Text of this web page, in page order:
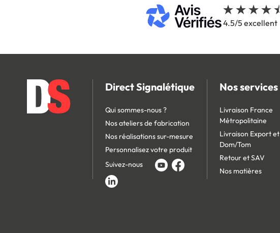
4.5/5 excellent
Direct Signalétique
Qui sommes-nous ?
Nos ateliers de fabrication
Nos réalisations sur-mesure
Personnalisez votre produit
Suivez-nous
Nos services
Livraison France
Métropolitaine
Livraison Export et
Dom/Tom
Retour et SAV
Nos matières